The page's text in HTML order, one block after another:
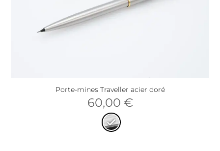
Porte-mines Traveller acier doré
60,00 €